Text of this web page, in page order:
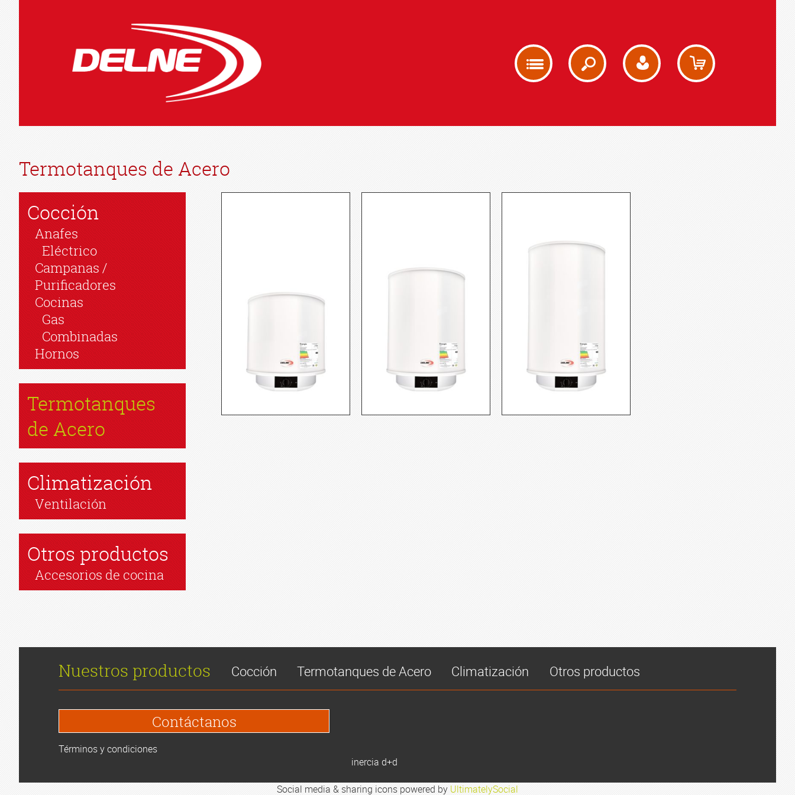
Termotanques de Acero
Cocción
Anafes
Eléctrico
Campanas /
Purificadores
Cocinas
Gas
Combinadas
Hornos
Termotanques
de Acero
Climatización
Ventilación
Otros productos
Accesorios de cocina
Nuestros productos Cocción Termotanques de Acero Climatización Otros productos
Contáctanos
Términos y condiciones
inercia d+d
Social media & sharing icons powered by UltimatelySocial